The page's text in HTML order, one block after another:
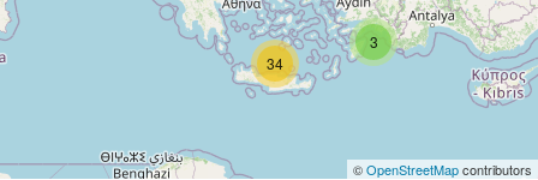
3
34
©OpenStreetMapcontributors